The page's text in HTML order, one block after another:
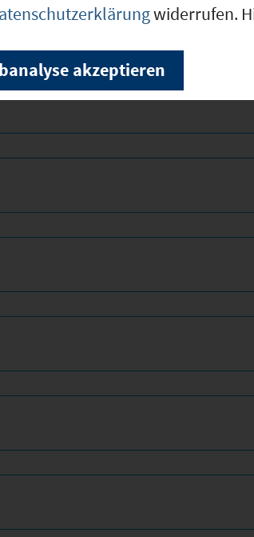
widerrufen.
akzeptieren